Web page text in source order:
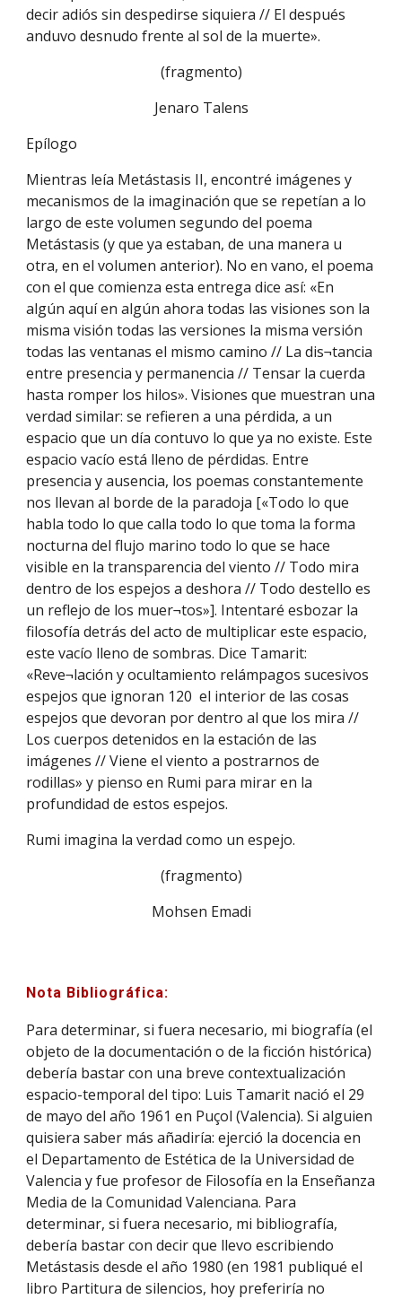
decir adiós sin despedirse siquiera // El después
anduvo desnudo frente al sol de la muerte».
(fragmento)
Jenaro Talens
Epílogo
Mientras leía Metástasis II, encontré imágenes y
mecanismos de la imaginación que se repetían a lo
largo de este volumen segundo del poema
Metástasis (y que ya estaban, de una manera u
otra, en el volumen anterior). No en vano, el poema
con el que comienza esta entrega dice así: «En
algún aquí en algún ahora todas las visiones son la
misma visión todas las versiones la misma versión
todas las ventanas el mismo camino // La dis¬tancia
entre presencia y permanencia // Tensar la cuerda
hasta romper los hilos». Visiones que muestran una
verdad similar: se refieren a una pérdida, a un
espacio que un día contuvo lo que ya no existe. Este
espacio vacío está lleno de pérdidas. Entre
presencia y ausencia, los poemas constantemente
nos llevan al borde de la paradoja [«Todo lo que
habla todo lo que calla todo lo que toma la forma
nocturna del flujo marino todo lo que se hace
visible en la transparencia del viento // Todo mira
dentro de los espejos a deshora // Todo destello es
un reflejo de los muer¬tos»]. Intentaré esbozar la
filosofía detrás del acto de multiplicar este espacio,
este vacío lleno de sombras. Dice Tamarit:
«Reve¬lación y ocultamiento relámpagos sucesivos
espejos que ignoran 120  el interior de las cosas
espejos que devoran por dentro al que los mira //
Los cuerpos detenidos en la estación de las
imágenes // Viene el viento a postrarnos de
rodillas» y pienso en Rumi para mirar en la
profundidad de estos espejos.
Rumi imagina la verdad como un espejo.
(fragmento)
Mohsen Emadi
Nota Bibliográfica:
Para determinar, si fuera necesario, mi biografía (el
objeto de la documentación o de la ficción histórica)
debería bastar con una breve contextualización
espacio-temporal del tipo: Luis Tamarit nació el 29
de mayo del año 1961 en Puçol (Valencia). Si alguien
quisiera saber más añadiría: ejerció la docencia en
el Departamento de Estética de la Universidad de
Valencia y fue profesor de Filosofía en la Enseñanza
Media de la Comunidad Valenciana. Para
determinar, si fuera necesario, mi bibliografía,
debería bastar con decir que llevo escribiendo
Metástasis desde el año 1980 (en 1981 publiqué el
libro Partitura de silencios, hoy preferiría no